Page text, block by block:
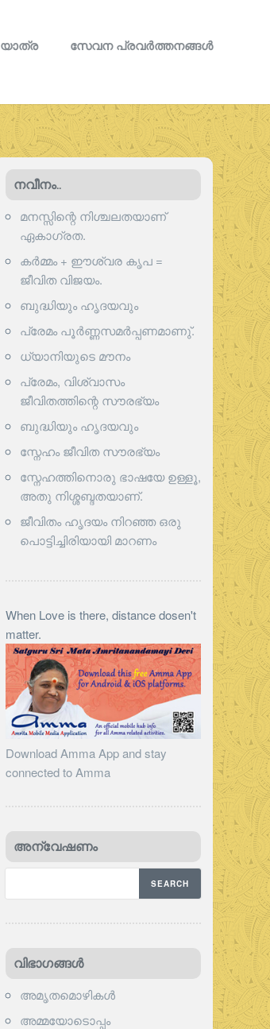
യാത്ര സേവന പ്രവര്‍ത്തനങ്ങള്‍
നവീനം..
മനസ്സിന്റെ നിശ്ചലതയാണ്
ഏകാഗ്രത.
കർമ്മം + ഈശ്വര കൃപ =
ജീവിത വിജയം.
ബുദ്ധിയും ഹൃദയവും
പ്രേമം പൂര്‍ണ്ണസമര്‍പ്പണമാണു്.
ധ്യാനിയുടെ മൗനം
പ്രേമം, വിശ്വാസം
ജീവിതത്തിന്റെ സൗരഭ്യം
ബുദ്ധിയും ഹൃദയവും
സ്നേഹം ജീവിത സൗരഭ്യം
സ്നേഹത്തിനൊരു ഭാഷയേ ഉള്ളൂ,
അതു നിശ്ശബ്ദതയാണ്.
ജീവിതം ഹൃദയം നിറഞ്ഞ ഒരു
പൊട്ടിച്ചിരിയായി മാറണം
When Love is there, distance dosen't
matter.
Download Amma App and stay
connected to Amma
അന്വേഷണം
വിഭാഗങ്ങള്‍
അമൃതമൊഴികള്‍
അമ്മയോടൊപ്പം